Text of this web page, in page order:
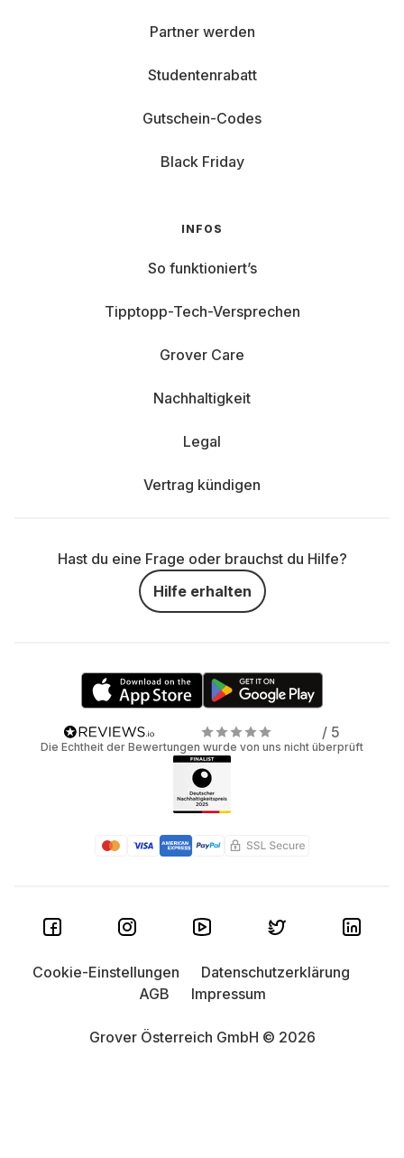
Partner werden
Studentenrabatt
Gutschein-Codes
Black Friday
INFOS
So funktioniert’s
Tipptopp-Tech-Versprechen
Grover Care
Nachhaltigkeit
Legal
Vertrag kündigen
Hast du eine Frage oder brauchst du Hilfe?
Hilfe erhalten
/ 5
Die Echtheit der Bewertungen wurde von uns nicht überprüft
Grover Österreich GmbH © 2026
Cookie-Einstellungen
Datenschutzerklärung
AGB
Impressum